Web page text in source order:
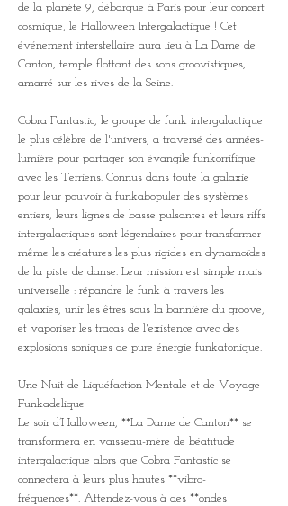
de la planète 9, débarque à Paris pour leur concert
cosmique, le Halloween Intergalactique ! Cet
événement interstellaire aura lieu à La Dame de
Canton, temple flottant des sons groovistiques,
amarré sur les rives de la Seine.
Cobra Fantastic, le groupe de funk intergalactique
le plus célèbre de l'univers, a traversé des années-
lumière pour partager son évangile funkorrifique
avec les Terriens. Connus dans toute la galaxie
pour leur pouvoir à funkabopuler des systèmes
entiers, leurs lignes de basse pulsantes et leurs riffs
intergalactiques sont légendaires pour transformer
même les créatures les plus rigides en dynamoïdes
de la piste de danse. Leur mission est simple mais
universelle : répandre le funk à travers les
galaxies, unir les êtres sous la bannière du groove,
et vaporiser les tracas de l'existence avec des
explosions soniques de pure énergie funkatonique.
Une Nuit de Liquéfaction Mentale et de Voyage
Funkadelique
Le soir d’Halloween, **La Dame de Canton** se
transformera en vaisseau-mère de béatitude
intergalactique alors que Cobra Fantastic se
connectera à leurs plus hautes **vibro-
fréquences**. Attendez-vous à des **ondes